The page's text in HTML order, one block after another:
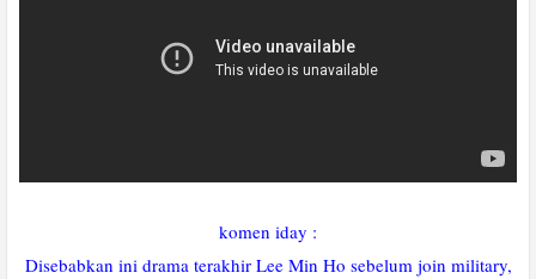
komen iday :
Disebabkan ini drama terakhir Lee Min Ho sebelum join military,